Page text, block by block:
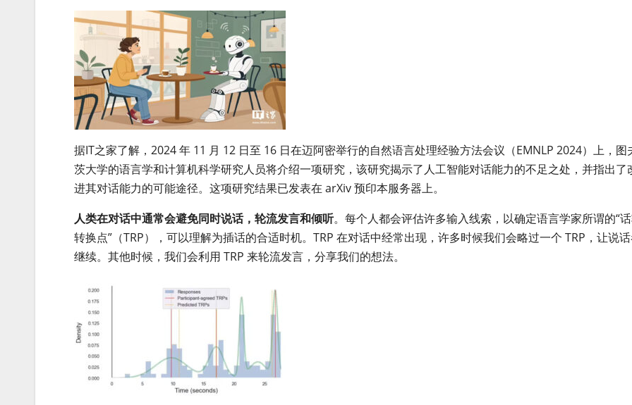
据IT之家了解，2024 年 11 月 12 日至 16 日在迈阿密举行的自然语言处理经验方法会议（EMNLP 2024）上，图
茨大学的语言学和计算机科学研究人员将介绍一项研究，该研究揭示了人工智能对话能力的不足之处，并指出了
进其对话能力的可能途径。这项研究结果已发表在 arXiv 预印本服务器上。
人类在对话中通常会避免同时说话，轮流发言和倾听。每个人都会评估许多输入线索，以确定语言学家所谓的“
转换点”（TRP），可以理解为插话的合适时机。TRP 在对话中经常出现，许多时候我们会略过一个 TRP，让说
继续。其他时候，我们会利用 TRP 来轮流发言，分享我们的想法。